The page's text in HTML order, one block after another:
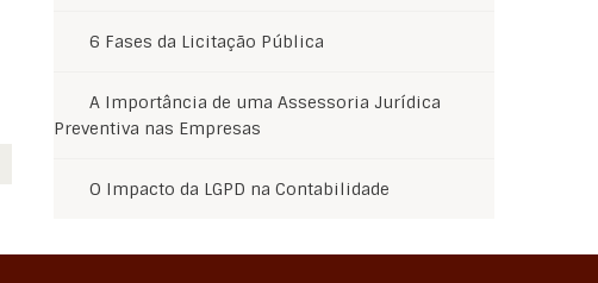
6 Fases da Licitação Pública
A Importância de uma Assessoria Jurídica
Preventiva nas Empresas
O Impacto da LGPD na Contabilidade